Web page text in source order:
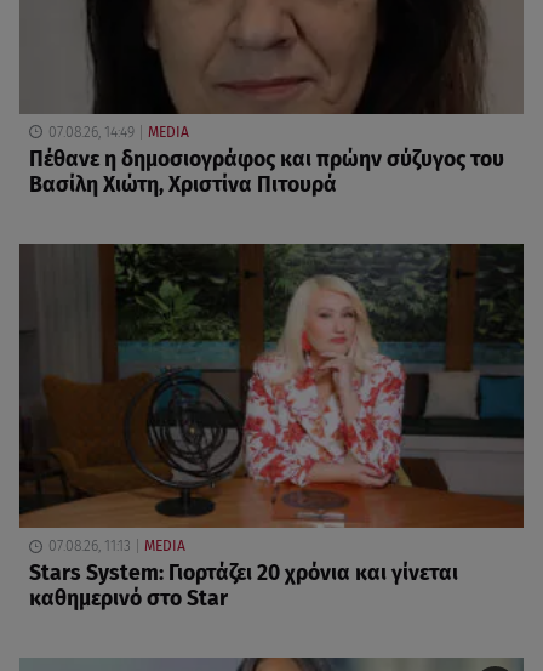
07.08.26, 14:49 MEDIA
Πέθανε η δημοσιογράφος και πρώην σύζυγος του
Βασίλη Χιώτη, Χριστίνα Πιτουρά
07.08.26, 11:13 MEDIA
Stars System: Γιορτάζει 20 χρόνια και γίνεται
καθημερινό στο Star